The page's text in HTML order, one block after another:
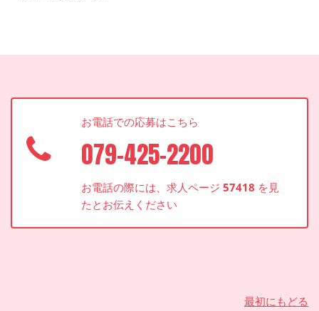
お電話での応募はこちら
079-425-2200
お電話の際には、求人ページ57418 を見
たとお伝えください
最初にもどる